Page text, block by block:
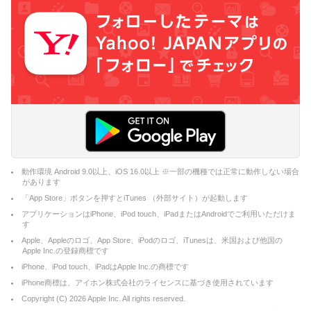
動作環境 Android 9.0以上、iOS 16.0以上 ※一部の機種では正常に動作しない場合
があります
「App Store」ボタンを押すとiTunes （外部サイト）が起動します
アプリケーションはiPhone、iPod touch、iPadまたはAndroidでご利用いただけま
す
Apple、Appleのロゴ、App Store、iPodのロゴ、iTunesは、米国および他国の
Apple Inc.の登録商標です
iPhone、iPod touch、iPadはApple Inc.の商標です
iPhone商標は、アイホン株式会社のライセンスに基づき使用されています
Copyright (C) 2026Apple Inc. All rights reserved.